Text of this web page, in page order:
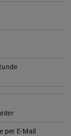
per E-Mail